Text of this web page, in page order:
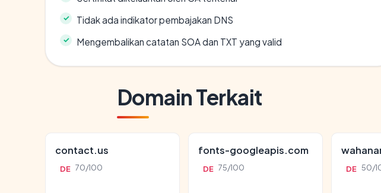
Tidak ada indikator pembajakan DNS
Mengembalikan catatan SOA dan TXT yang valid
Domain Terkait
contact.us
DE 70/100
fonts-googleapis.com
DE 75/100 DE 50/